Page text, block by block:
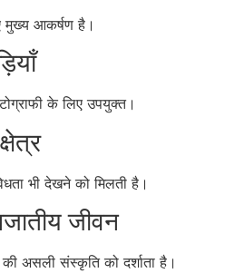
मुख्य आकर्षण है।
के लिए उपयुक्त।
भी देखने को मिलती है।
जीवन
असली संस्कृति को दर्शाता है।